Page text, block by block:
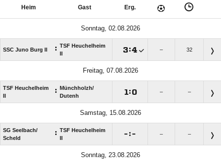
Heim Gast Erg.
Sonntag, 02.08.2026
SSC Juno Burg II : TSF Heuchelheim
II
: – 32
Freitag, 07.08.2026
TSF Heuchelheim
II
: Münchholzh/​
Dutenh
 : – –
Samstag, 15.08.2026
SG Seelbach/​
Scheld
: TSF Heuchelheim
II
: – –
Sonntag, 23.08.2026